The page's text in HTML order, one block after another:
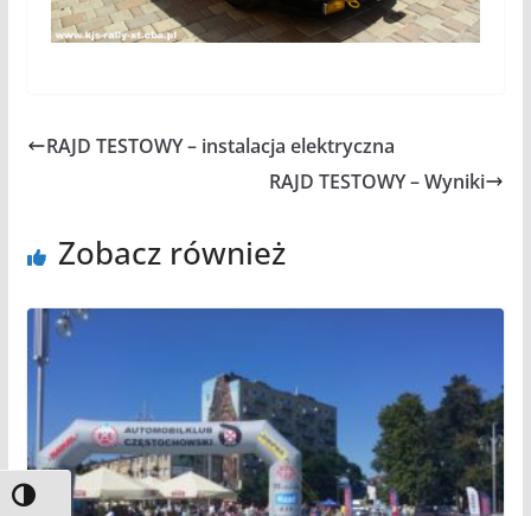
Toggle High Contrast
RAJD TESTOWY – instalacja elektryczna
RAJD TESTOWY – Wyniki
Zobacz również